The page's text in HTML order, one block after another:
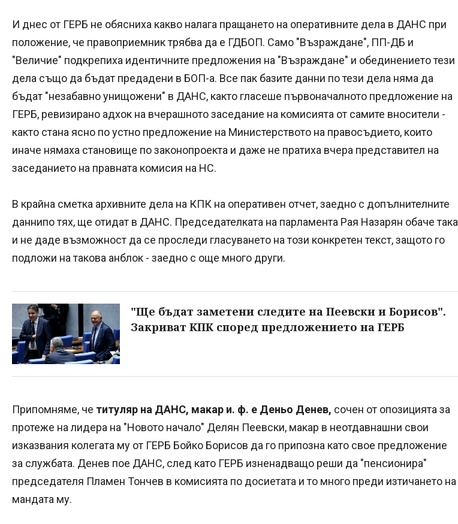
И днес от ГЕРБ не обясниха какво налага пращането на оперативните дела в ДАНС при
положение, че правоприемник трябва да е ГДБОП. Само "Възраждане", ПП-ДБ и
"Величие" подкрепиха идентичните предложения на "Възраждане" и обединението тези
дела също да бъдат предадени в БОП-а. Все пак базите данни по тези дела няма да
бъдат "незабавно унищожени" в ДАНС, както гласеше първоначалното предложение на
ГЕРБ, ревизирано адхок на вчерашното заседание на комисията от самите вносители -
както стана ясно по устно предложение на Министерството на правосъдието, които
иначе нямаха становище по законопроекта и даже не пратиха вчера представител на
заседанието на правната комисия на НС.
В крайна сметка архивните дела на КПК на оперативен отчет, заедно с допълнителните
даннипо тях, ще отидат в ДАНС. Председателката на парламента Рая Назарян обаче така
и не даде възможност да се проследи гласуването на този конкретен текст, защото го
подложи на такова анблок - заедно с още много други.
"Ще бъдат заметени следите на Пеевски и Борисов".
Закриват КПК според предложението на ГЕРБ
Припомняме, че титуляр на ДАНС, макар и. ф. е Деньо Денев, сочен от опозицията за
протеже на лидера на "Новото начало" Делян Пеевски, макар в неотдавнашни свои
изказвания колегата му от ГЕРБ Бойко Борисов да го припозна като свое предложение
за службата. Денев пое ДАНС, след като ГЕРБ изненадващо реши да "пенсионира"
председателя Пламен Тончев в комисията по досиетата и то много преди изтичането на
мандата му.